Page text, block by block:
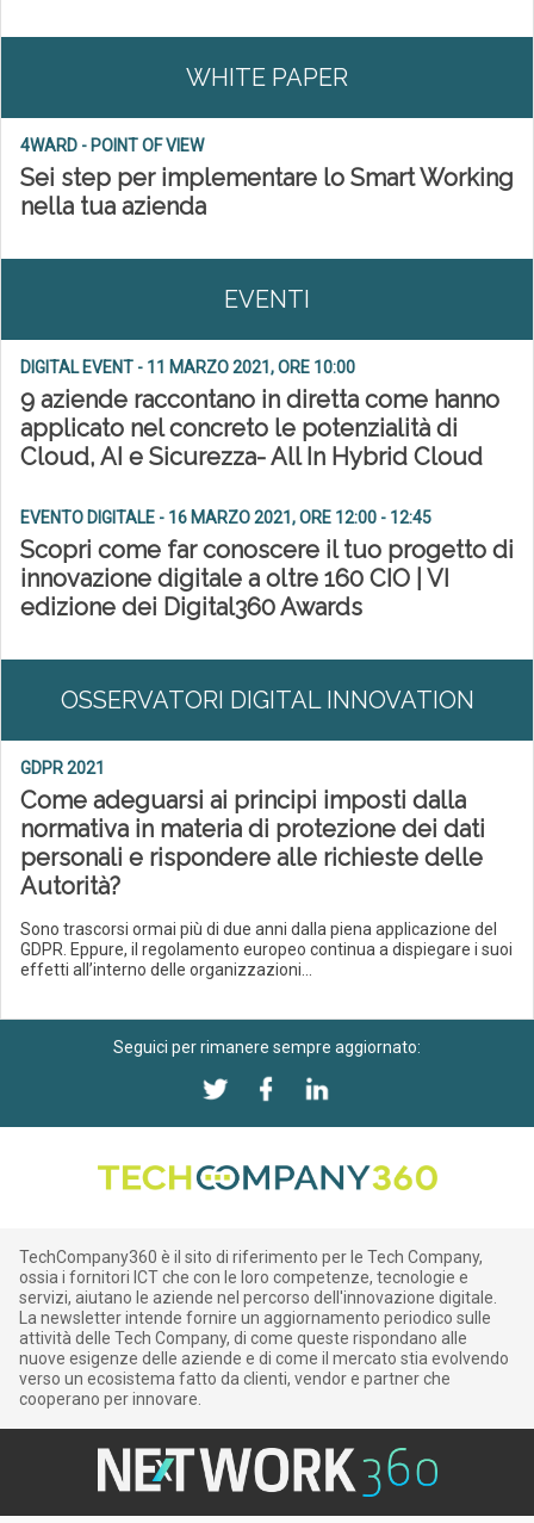
WHITE PAPER
4WARD - POINT OF VIEW
Sei step per implementare lo Smart Working
nella tua azienda
EVENTI
DIGITAL EVENT - 11 MARZO 2021, ORE 10:00
9 aziende raccontano in diretta come hanno
applicato nel concreto le potenzialità di
Cloud, AI e Sicurezza- All In Hybrid Cloud
EVENTO DIGITALE - 16 MARZO 2021, ORE 12:00 - 12:45
Scopri come far conoscere il tuo progetto di
innovazione digitale a oltre 160 CIO | VI
edizione dei Digital360 Awards
OSSERVATORI DIGITAL INNOVATION
GDPR 2021
Come adeguarsi ai principi imposti dalla
normativa in materia di protezione dei dati
personali e rispondere alle richieste delle
Autorità?
Sono trascorsi ormai più di due anni dalla piena applicazione del
GDPR. Eppure, il regolamento europeo continua a dispiegare i suoi
effetti all’interno delle organizzazioni...
Seguici per rimanere sempre aggiornato:
TechCompany360 è il sito di riferimento per le Tech Company,
ossia i fornitori ICT che con le loro competenze, tecnologie e
servizi, aiutano le aziende nel percorso dell'innovazione digitale.
La newsletter intende fornire un aggiornamento periodico sulle
attività delle Tech Company, di come queste rispondano alle
nuove esigenze delle aziende e di come il mercato stia evolvendo
verso un ecosistema fatto da clienti, vendor e partner che
cooperano per innovare.